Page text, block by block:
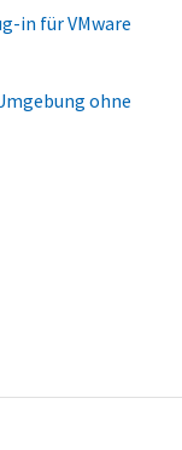
in für VMware
ohne